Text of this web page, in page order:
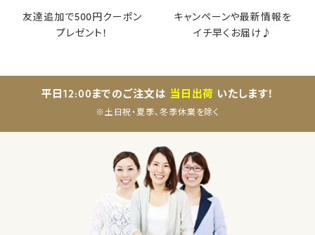
友達追加で500円クーポン
プレゼント！
キャンペーンや最新情報を
イチ早くお届け♪
平日12:00までのご注文は 当日出荷 いたします！
※土日祝・夏季、冬季休業を除く